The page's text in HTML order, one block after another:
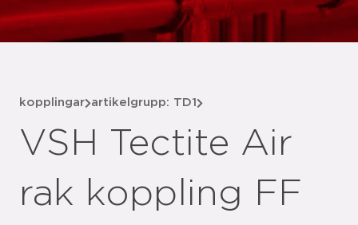
kopplingar artikelgrupp: TD1
VSH Tectite Air
rak koppling FF